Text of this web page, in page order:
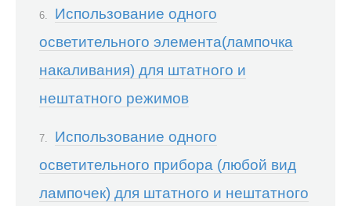
Использование одного
осветительного элемента(лампочка
накаливания) для штатного и
нештатного режимов
Использование одного
осветительного прибора (любой вид
лампочек) для штатного и нештатного